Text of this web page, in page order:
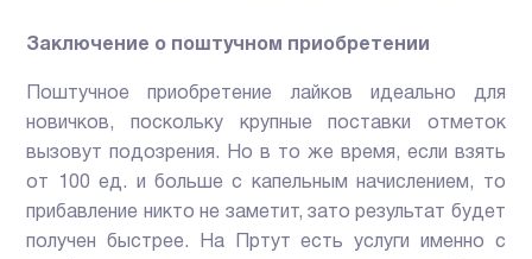
Заключение о поштучном приобретении
Поштучное приобретение лайков идеально для
новичков, поскольку крупные поставки отметок
вызовут подозрения. Но в то же время, если взять
от 100 ед. и больше с капельным начислением, то
прибавление никто не заметит, зато результат будет
получен быстрее. На Пртут есть услуги именно с